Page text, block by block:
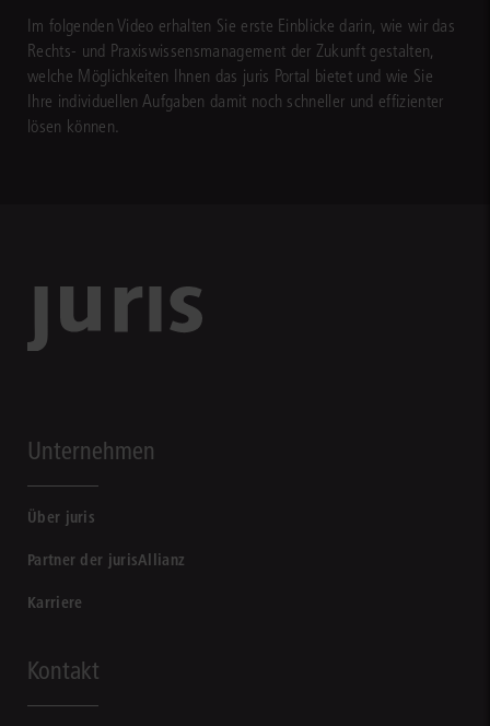
Im folgenden Video erhalten Sie erste Einblicke darin, wie wir das
Rechts- und Praxiswissensmanagement der Zukunft gestalten,
welche Möglichkeiten Ihnen das juris Portal bietet und wie Sie
Ihre individuellen Aufgaben damit noch schneller und effizienter
lösen können.
Unternehmen
Über juris
Partner der jurisAllianz
Karriere
Kontakt